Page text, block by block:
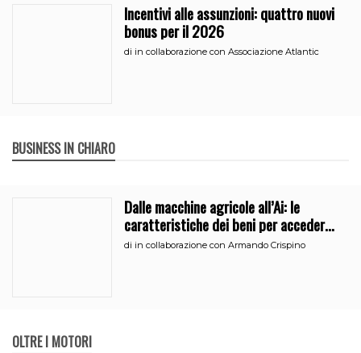
Incentivi alle assunzioni: quattro nuovi
bonus per il 2026
di in collaborazione con Associazione Atlantic
BUSINESS IN CHIARO
Dalle macchine agricole all’Ai: le
caratteristiche dei beni per accedere
all’iperammortamento
di in collaborazione con Armando Crispino
OLTRE I MOTORI